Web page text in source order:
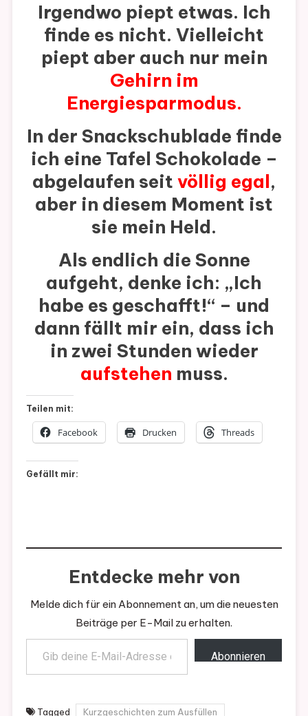
Irgendwo piept etwas. Ich
finde es nicht. Vielleicht
piept aber auch nur mein
Gehirn im
Energiesparmodus.
In der Snackschublade finde
ich eine Tafel Schokolade –
abgelaufen seit völlig egal,
aber in diesem Moment ist
sie mein Held.
Als endlich die Sonne
aufgeht, denke ich: „Ich
habe es geschafft!“ – und
dann fällt mir ein, dass ich
in zwei Stunden wieder
aufstehen muss.
Teilen mit:
Facebook Drucken Threads
Gefällt mir:
Entdecke mehr von
Melde dich für ein Abonnement an, um die neuesten
Beiträge per E-Mail zu erhalten.
Gib deine E-Mail-Adresse ein ...
Abonnieren
Tagged Kurzgeschichten zum Ausfüllen